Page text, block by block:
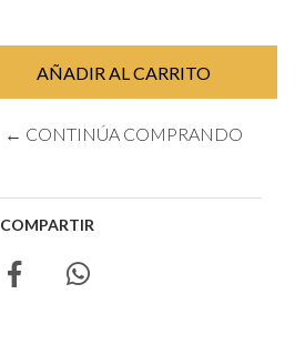
← CONTINÚA COMPRANDO
COMPARTIR